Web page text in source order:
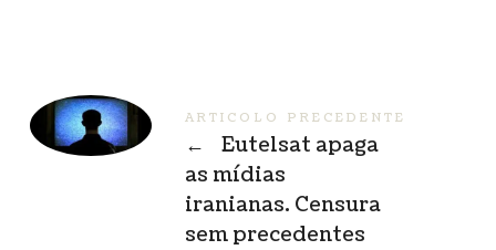
ARTICOLO PRECEDENTE
←
Eutelsat apaga
as mídias
iranianas. Censura
sem precedentes